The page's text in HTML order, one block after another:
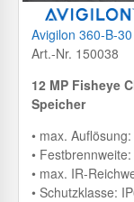
Avigilon 360-B-30
Art.-Nr. 150038
12 MP Fisheye
Speicher
• max.
•
• max. IR-
• Schutzklasse: